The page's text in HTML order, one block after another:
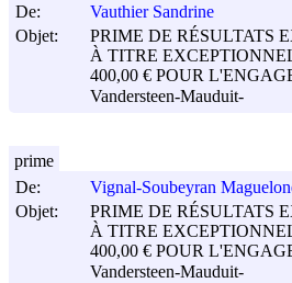
De:
Vauthier Sandrine
Objet:
PRIME DE RÉSULTATS
À TITRE
400,00 € POUR
Vandersteen-Mauduit-
De:
Vignal-Soubeyran
Objet:
PRIME DE RÉSULTATS
À TITRE
400,00 € POUR
Vandersteen-Mauduit-
prime